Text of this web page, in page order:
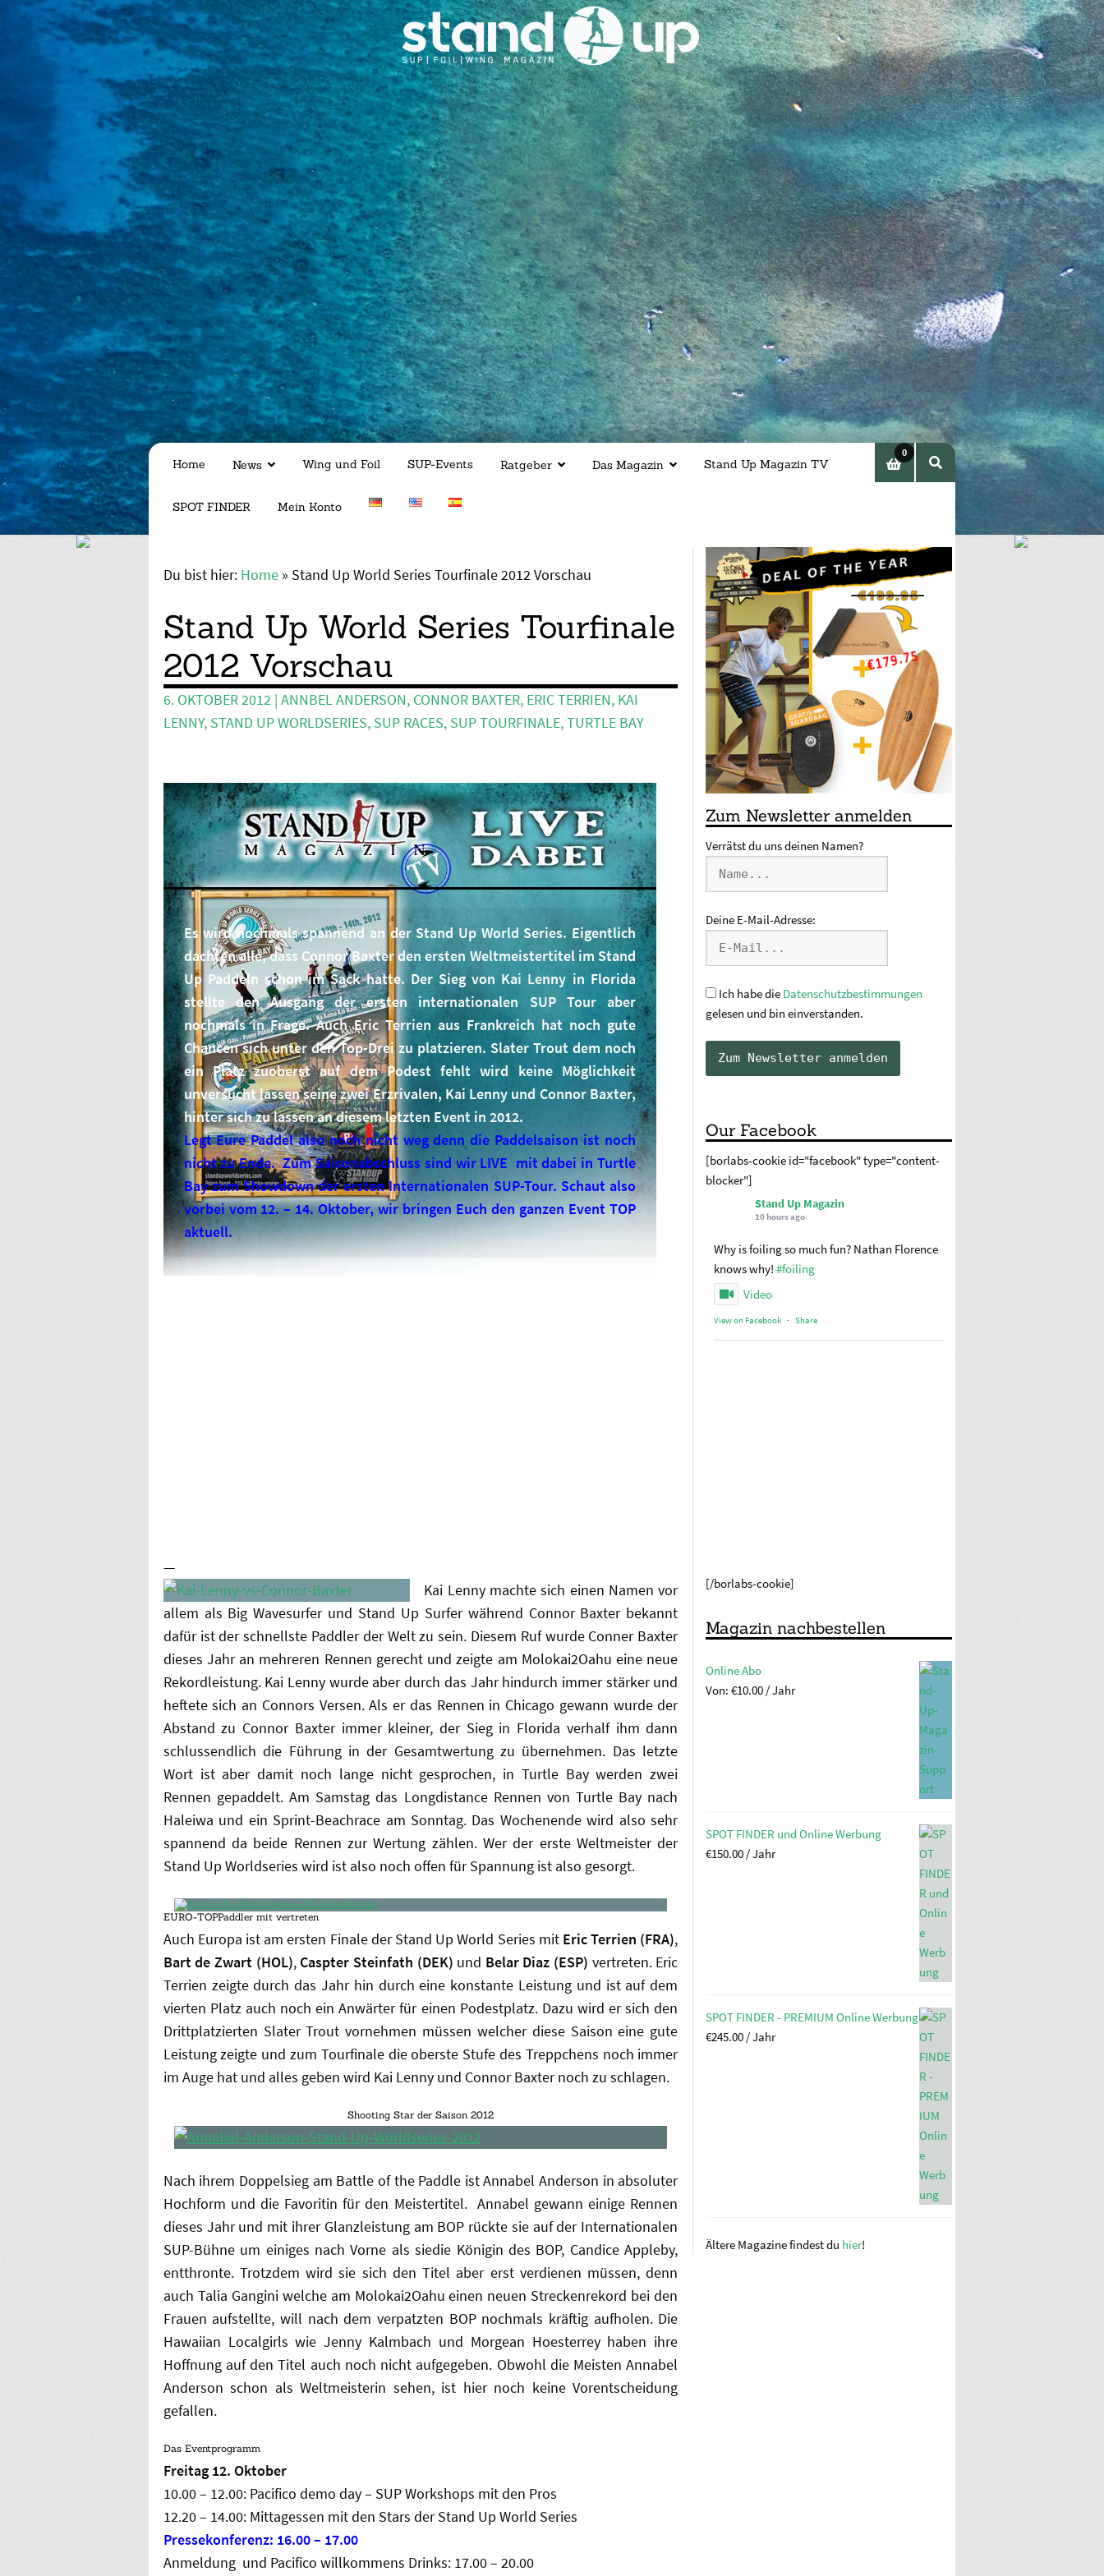
Home News Wing und Foil SUP-Events Ratgeber Das Magazin Stand Up Magazin TV
SPOT FINDER Mein Konto
0
Arti
Zum Newsletter anmelden
Verrätst du uns deinen Namen?
Deine E-Mail-Adresse:
Ich habe die Datenschutzbestimmungen
gelesen und bin einverstanden.
Our Facebook
[borlabs-cookie id="facebook" type="content-
blocker"]
Stand Up Magazin
10 hours ago
Why is foiling so much fun? Nathan Florence
knows why! #foiling
Video
View on Facebook · Share
[/borlabs-cookie]
Magazin nachbestellen
Online Abo
Von: €10.00 / Jahr
SPOT FINDER und Online Werbung
€150.00 / Jahr
SPOT FINDER - PREMIUM Online Werbung
€245.00 / Jahr
Ältere Magazine findest du hier!
Du bist hier: Home» Stand Up World Series Tourfinale 2012 Vorschau
Stand Up World Series Tourfinale
2012 Vorschau
6. OKTOBER 2012| ANNBEL ANDERSON, CONNOR BAXTER, ERIC TERRIEN, KAI
LENNY, STAND UP WORLDSERIES, SUP RACES, SUP TOURFINALE,TURTLE BAY
Es wird nochmals spannend an der Stand Up World Series. Eigentlich
dachten alle, dass Connor Baxter den ersten Weltmeistertitel im Stand
Up Paddeln schon im Sack hatte. Der Sieg von Kai Lenny in Florida
stellte den Ausgang der ersten internationalen SUP Tour aber
nochmals in Frage. Auch Eric Terrien aus Frankreich hat noch gute
Chancen sich unter den Top-Drei zu platzieren. Slater Trout dem noch
ein Platz zuoberst auf dem Podest fehlt wird keine Möglichkeit
unversucht lassen seine zwei Erzrivalen, Kai Lenny und Connor Baxter,
hinter sich zu lassen an diesem letzten Event in 2012.
Legt Eure Paddel also noch nicht weg denn die Paddelsaison ist noch
nicht zu Ende. Zum Saisonabschluss sind wir LIVE mit dabei in Turtle
Bay zum Showdown der ersten Internationalen SUP-Tour. Schaut also
vorbei vom 12. – 14. Oktober, wir bringen Euch den ganzen Event TOP
aktuell.
—
Kai Lenny machte sich einen Namen vor
allem als Big Wavesurfer und Stand Up Surfer während Connor Baxter bekannt
dafür ist der schnellste Paddler der Welt zu sein. Diesem Ruf wurde Conner Baxter
dieses Jahr an mehreren Rennen gerecht und zeigte am Molokai2Oahu eine neue
Rekordleistung. Kai Lenny wurde aber durch das Jahr hindurch immer stärker und
heftete sich an Connors Versen. Als er das Rennen in Chicago gewann wurde der
Abstand zu Connor Baxter immer kleiner, der Sieg in Florida verhalf ihm dann
schlussendlich die Führung in der Gesamtwertung zu übernehmen. Das letzte
Wort ist aber damit noch lange nicht gesprochen, in Turtle Bay werden zwei
Rennen gepaddelt. Am Samstag das Longdistance Rennen von Turtle Bay nach
Haleiwa und ein Sprint-Beachrace am Sonntag. Das Wochenende wird also sehr
spannend da beide Rennen zur Wertung zählen. Wer der erste Weltmeister der
Stand Up Worldseries wird ist also noch offen für Spannung ist also gesorgt.
EURO-TOPPaddler mit vertreten
Auch Europa ist am ersten Finale der Stand Up World Series mit Eric Terrien (FRA),
Bart de Zwart (HOL), Caspter Steinfath (DEK) und Belar Diaz (ESP) vertreten. Eric
Terrien zeigte durch das Jahr hin durch eine konstante Leistung und ist auf dem
vierten Platz auch noch ein Anwärter für einen Podestplatz. Dazu wird er sich den
Drittplatzierten Slater Trout vornehmen müssen welcher diese Saison eine gute
Leistung zeigte und zum Tourfinale die oberste Stufe des Treppchens noch immer
im Auge hat und alles geben wird Kai Lenny und Connor Baxter noch zu schlagen.
Shooting Star der Saison 2012
Nach ihrem Doppelsieg am Battle of the Paddle ist Annabel Anderson in absoluter
Hochform und die Favoritin für den Meistertitel. Annabel gewann einige Rennen
dieses Jahr und mit ihrer Glanzleistung am BOP rückte sie auf der Internationalen
SUP-Bühne um einiges nach Vorne als siedie Königin des BOP, Candice Appleby,
entthronte. Trotzdem wird sie sich den Titel aber erst verdienen müssen, denn
auch Talia Gangini welche am Molokai2Oahu einen neuen Streckenrekord bei den
Frauen aufstellte, will nach dem verpatzten BOP nochmals kräftig aufholen. Die
Hawaiian Localgirls wie Jenny Kalmbach und Morgean Hoesterrey haben ihre
Hoffnung auf den Titel auch noch nicht aufgegeben. Obwohl die Meisten Annabel
Anderson schon als Weltmeisterin sehen, ist hier noch keine Vorentscheidung
gefallen.
Das Eventprogramm
Freitag 12. Oktober
10.00 – 12.00: Pacifico demo day – SUP Workshops mit den Pros
12.20 – 14.00: Mittagessen mit den Stars der Stand Up World Series
Pressekonferenz: 16.00 – 17.00
Anmeldung und Pacifico willkommens Drinks: 17.00 – 20.00